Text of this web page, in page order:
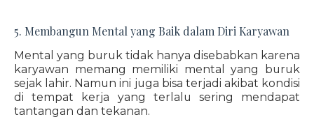
5. Membangun Mental yang Baik dalam Diri Karyawan
Mental yang buruk tidak hanya disebabkan karena
karyawan memang memiliki mental yang buruk
sejak lahir. Namun ini juga bisa terjadi akibat kondisi
di tempat kerja yang terlalu sering mendapat
tantangan dan tekanan.